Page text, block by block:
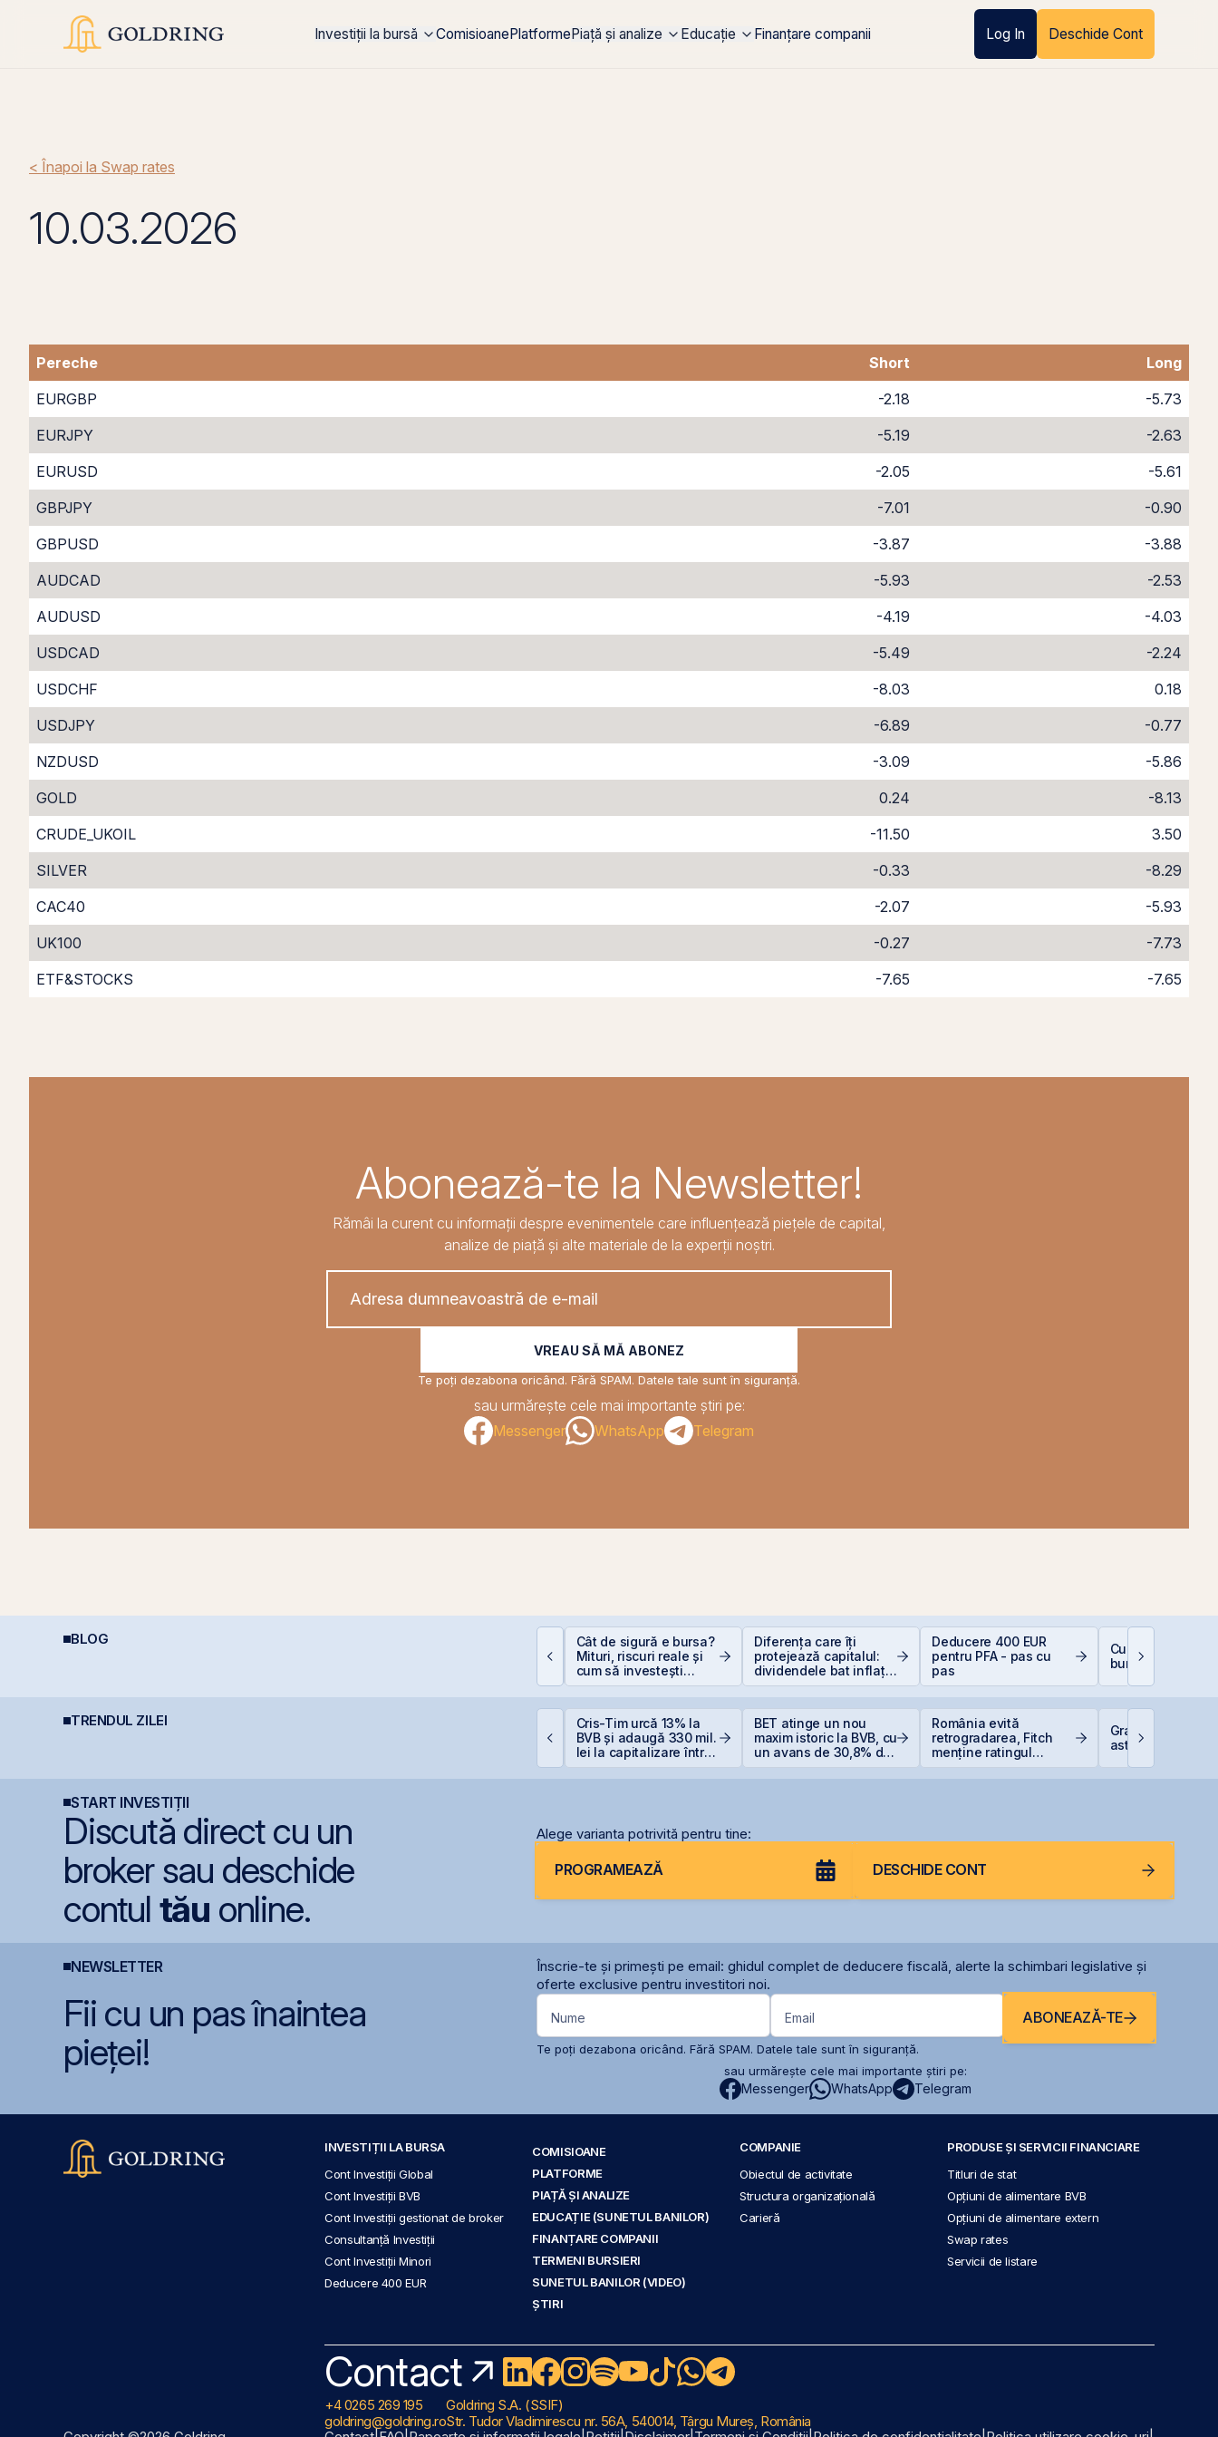
Investiții la bursă ComisioanePlatformePiață și analize Educație Finanțare companii Log In Deschide Cont
< Înapoi la Swap rates
10.03.2026
Pereche Short
Long
EURGBP
-2.18
-5.73
EURJPY
-5.19
-2.63
EURUSD
-2.05
-5.61
GBPJPY
-7.01
-0.90
GBPUSD
-3.87
-3.88
AUDCAD
-5.93
-2.53
AUDUSD
-4.19
-4.03
USDCAD
-5.49
-2.24
USDCHF
-8.03
0.18
USDJPY
-6.89
-0.77
NZDUSD
-3.09
-5.86
GOLD
0.24
-8.13
CRUDE_UKOIL
-11.50
3.50
SILVER
-0.33
-8.29
CAC40
-2.07
-5.93
UK100
-0.27
-7.73
ETF&STOCKS
-7.65 -7.65
Abonează-te la Newsletter!
Rămâi la curent cu informații despre evenimentele care influențează piețele de capital,
analize de piață și alte materiale de la experții noștri.
VREAU SĂ MĂ ABONEZ
Te poți dezabona oricând. Fără SPAM. Datele tale sunt în siguranță.
sau urmărește cele mai importante știri pe:
Messenger
WhatsApp Telegram
BLOG
Cine e eligibil pentru
Cât de sigură e bursa?
Mituri, riscuri reale și
cum să investești
inteligent
Diferența care îți
protejează capitalul:
dividendele bat inflația
(+5% vs. −6%)
Deducere 400 EUR
pentru PFA - pas cu
pas
Cum deschizi
bursă în 10
TRENDUL ZILEI
Moody’s avertizează
Cris-Tim urcă 13% la
BVB și adaugă 330 mil.
lei la capitalizare într-o
BET atinge un nou
maxim istoric la BVB, cu
un avans de 30,8% de
România evită
retrogradarea, Fitch
menține ratingul
Graffiti Plus
astăzi pe piața
START INVESTIȚII
Discută direct cu un
broker sau deschide
contul tău online.
Alege varianta potrivită pentru tine:
PROGRAMEAZĂ DESCHIDE CONT
NEWSLETTER
Înscrie-te și primești pe email: ghidul complet de deducere fiscală, alerte la schimbari legislative și
oferte exclusive pentru investitori noi.
Fii cu un pas înaintea
pieței!
Nume Email ABONEAZĂ-TE
Te poți dezabona oricând. Fără SPAM. Datele tale sunt în siguranță.
sau urmărește cele mai importante știri pe:
Messenger WhatsApp Telegram
INVESTIȚII LA BURSA
Cont Investiții Global
Cont Investiții BVB
Cont Investiții gestionat de broker
Consultanță Investiții
Cont Investiții Minori
Deducere 400 EUR
COMISIOANE
PLATFORME
PIAȚĂ ȘI ANALIZE
EDUCAȚIE (SUNETUL BANILOR)
FINANȚARE COMPANII
TERMENI BURSIERI
SUNETUL BANILOR (VIDEO)
ȘTIRI
COMPANIE
Obiectul de activitate
Structura organizațională
Carieră
PRODUSE ȘI SERVICII FINANCIARE
Titluri de stat
Opțiuni de alimentare BVB
Opțiuni de alimentare extern
Swap rates
Servicii de listare
Contact
+4 0265 269 195
goldring@goldring.ro
Goldring S.A. (SSIF)
Str. Tudor Vladimirescu nr. 56A, 540014, Târgu Mureș, România